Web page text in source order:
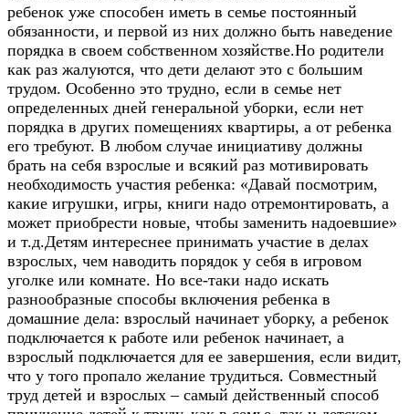
ребенок уже способен иметь в семье постоянный
обязанности, и первой из них должно быть наведение
порядка в своем собственном хозяйстве.Но родители
как раз жалуются, что дети делают это с большим
трудом. Особенно это трудно, если в семье нет
определенных дней генеральной уборки, если нет
порядка в других помещениях квартиры, а от ребенка
его требуют. В любом случае инициативу должны
брать на себя взрослые и всякий раз мотивировать
необходимость участия ребенка: «Давай посмотрим,
какие игрушки, игры, книги надо отремонтировать, а
может приобрести новые, чтобы заменить надоевшие»
и т.д.Детям интереснее принимать участие в делах
взрослых, чем наводить порядок у себя в игровом
уголке или комнате. Но все-таки надо искать
разнообразные способы включения ребенка в
домашние дела: взрослый начинает уборку, а ребенок
подключается к работе или ребенок начинает, а
взрослый подключается для ее завершения, если видит,
что у того пропало желание трудиться. Совместный
труд детей и взрослых – самый действенный способ